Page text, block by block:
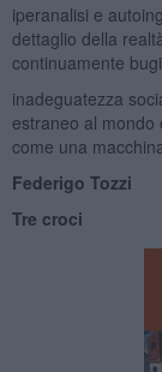
iperanalisi e
dettaglio della
continuamente
inadeguatezza
estraneo al
come una
Federigo Tozzi
Tre croci